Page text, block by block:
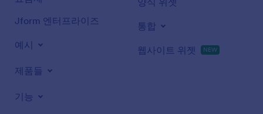
Jform 엔터프라이즈
예시
제품들
기능
통합
웹사이트 위젯 NEW